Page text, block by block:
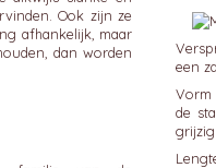
Ook zijn ze
afhankelijk, maar
dan worden
een
Vorm
de